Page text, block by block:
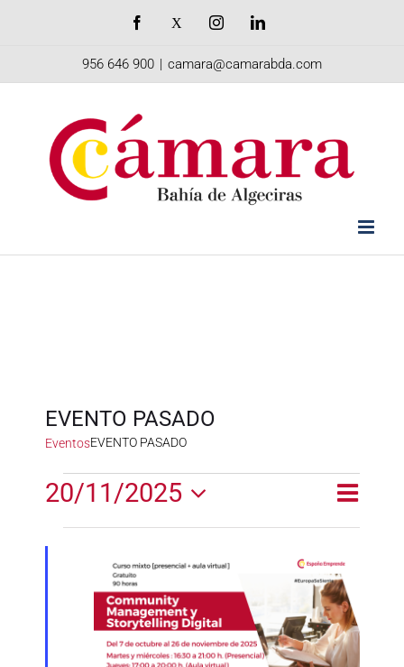
Facebook InstagramLinkedIn
956 646 900 | camara@camarabda.com
EVENTO PASADO
EventosEVENTO PASADO
Eventos
en
noviembre
2025
vistas
de
Día
20/11/2025
Selecciona
la
fecha.